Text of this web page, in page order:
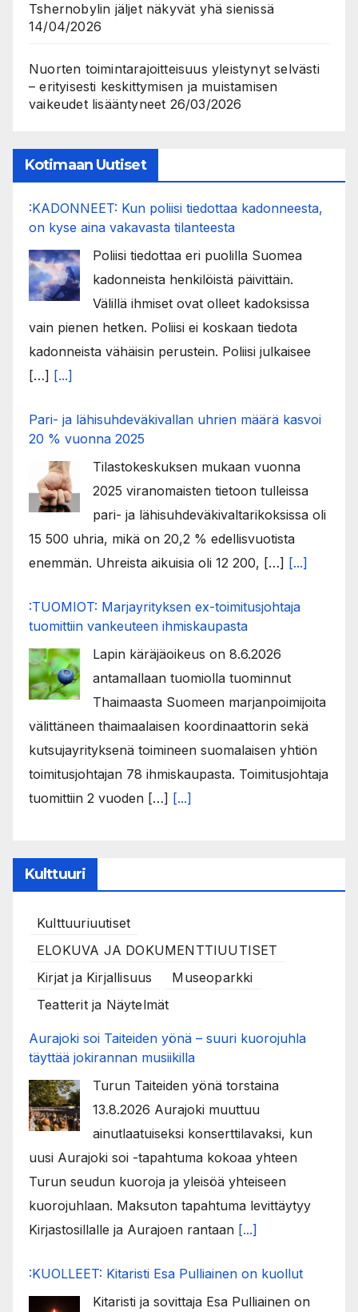
Tshernobylin jäljet näkyvät yhä sienissä
14/04/2026
Nuorten toimintarajoitteisuus yleistynyt selvästi
– erityisesti keskittymisen ja muistamisen
vaikeudet lisääntyneet 26/03/2026
Kotimaan Uutiset
:KADONNEET: Kun poliisi tiedottaa kadonneesta,
on kyse aina vakavasta tilanteesta
Poliisi tiedottaa eri puolilla Suomea
kadonneista henkilöistä päivittäin.
Välillä ihmiset ovat olleet kadoksissa
vain pienen hetken. Poliisi ei koskaan tiedota
kadonneista vähäisin perustein. Poliisi julkaisee
[…] [...]
Pari- ja lähisuhdeväkivallan uhrien määrä kasvoi
20 % vuonna 2025
Tilastokeskuksen mukaan vuonna
2025 viranomaisten tietoon tulleissa
pari- ja lähisuhdeväkivaltarikoksissa oli
15 500 uhria, mikä on 20,2 % edellisvuotista
enemmän. Uhreista aikuisia oli 12 200, […] [...]
:TUOMIOT: Marjayrityksen ex-toimitusjohtaja
tuomittiin vankeuteen ihmiskaupasta
Lapin käräjäoikeus on 8.6.2026
antamallaan tuomiolla tuominnut
Thaimaasta Suomeen marjanpoimijoita
välittäneen thaimaalaisen koordinaattorin sekä
kutsujayrityksenä toimineen suomalaisen yhtiön
toimitusjohtajan 78 ihmiskaupasta. Toimitusjohtaja
tuomittiin 2 vuoden […] [...]
Kulttuuri
Kulttuuriuutiset
ELOKUVA JA DOKUMENTTIUUTISET
Kirjat ja Kirjallisuus
Museoparkki
Teatterit ja Näytelmät
Aurajoki soi Taiteiden yönä – suuri kuorojuhla
täyttää jokirannan musiikilla
Turun Taiteiden yönä torstaina
13.8.2026 Aurajoki muuttuu
ainutlaatuiseksi konserttilavaksi, kun
uusi Aurajoki soi -tapahtuma kokoaa yhteen
Turun seudun kuoroja ja yleisöä yhteiseen
kuorojuhlaan. Maksuton tapahtuma levittäytyy
Kirjastosillalle ja Aurajoen rantaan [...]
:KUOLLEET: Kitaristi Esa Pulliainen on kuollut
Kitaristi ja sovittaja Esa Pulliainen on